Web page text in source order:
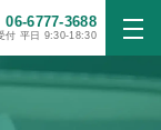
06-6777-3688
付 平日 9:30-18:30